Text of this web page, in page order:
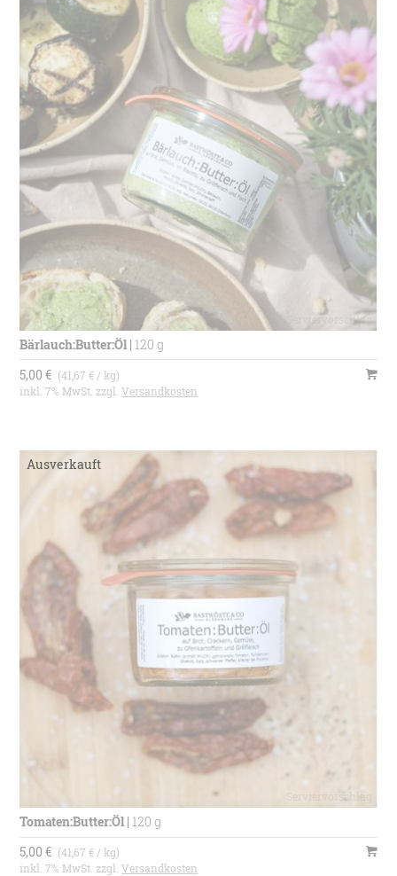
Bärlauch:Butter:Öl| 120 g
5,00 € (41,67 € / kg)
inkl. 7% MwSt. zzgl.Versandkosten
Tomaten:Butter:Öl| 120 g
5,00 € (41,67 € / kg)
inkl. 7% MwSt. zzgl.Versandkosten